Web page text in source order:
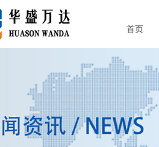
首页